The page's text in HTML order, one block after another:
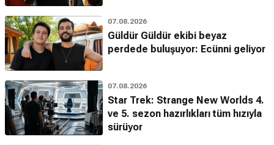
07.08.2026
Güldür Güldür ekibi beyaz
perdede buluşuyor: Ecünni geliyor
07.08.2026
Star Trek: Strange New Worlds 4.
ve 5. sezon hazırlıkları tüm hızıyla
sürüyor